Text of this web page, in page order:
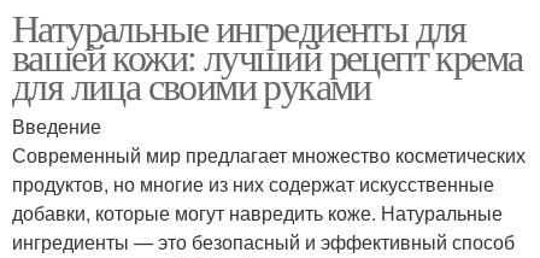
Натуральные ингредиенты для
вашей кожи: лучший рецепт крема
для лица своими руками
Введение
Современный мир предлагает множество косметических
продуктов, но многие из них содержат искусственные
добавки, которые могут навредить коже. Натуральные
ингредиенты — это безопасный и эффективный способ